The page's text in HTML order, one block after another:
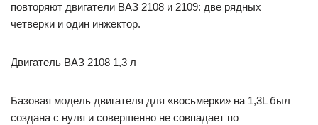
повторяют двигатели ВАЗ 2108 и 2109: две рядных
четверки и один инжектор.
Двигатель ВАЗ 2108 1,3 л
Базовая модель двигателя для «восьмерки» на 1,3L был
создана с нуля и совершенно не совпадает по